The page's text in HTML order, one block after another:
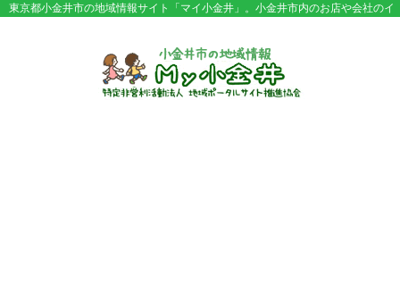
東京都小金井市の地域情報サイト「マイ小金井」。小金井市内のお店や会社のイ